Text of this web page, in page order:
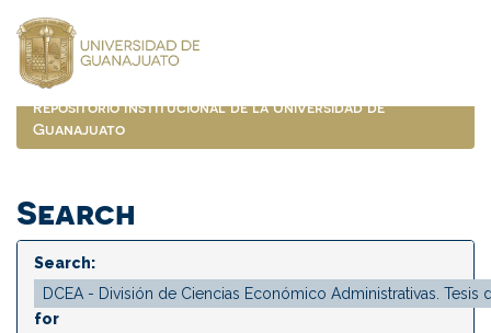
navigation
Repositorio Institucional de la Universidad de
Guanajuato
Search
Search:
for